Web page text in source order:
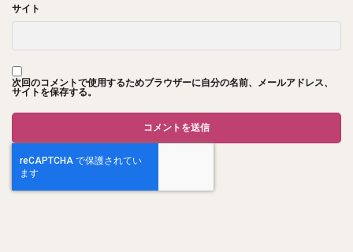
サイト
次回のコメントで使用するためブラウザーに自分の名前、メールアドレス、
サイトを保存する。